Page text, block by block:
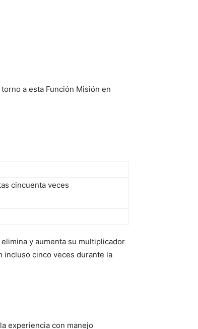
a esta Función Misión en
cincuenta veces
y aumenta su multiplicador
incluso cinco veces durante la
experiencia con manejo